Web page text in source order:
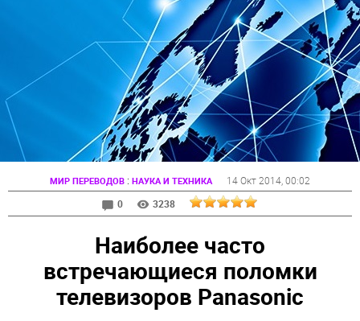
МИР ПЕРЕВОДОВ : НАУКА И ТЕХНИКА 14 Окт 2014 , 00:02
0
3238
Наиболее часто
встречающиеся поломки
телевизоров Panasonic